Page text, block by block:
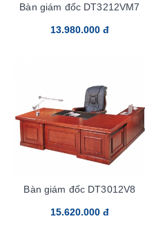
Bàn giám đốc DT3212VM7
13.980.000 đ
Bàn giám đốc DT3012V8
15.620.000 đ